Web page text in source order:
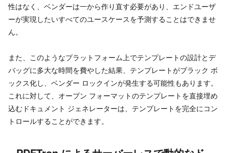
性はなく、ベンダーは一から作り直す必要があり、エンドユーザ
ーが実現したいすべてのユースケースを予測することはできませ
ん。
また、このようなプラットフォーム上でテンプレートの設計とデ
バッグに多大な時間を費やした結果、テンプレートがブラック ボ
ックス化し、ベンダー ロックインが発生する可能性もあります。
これに対して、オープン フォーマットのテンプレートを直接埋め
込むドキュメント ジェネレーターは、テンプレートを完全にコン
トロールすることができます。